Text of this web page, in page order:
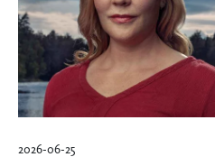
2026-06-25